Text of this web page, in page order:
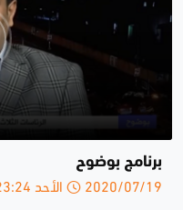
برنامج بوضوح
2020/07/19 الأحد 23:24 م